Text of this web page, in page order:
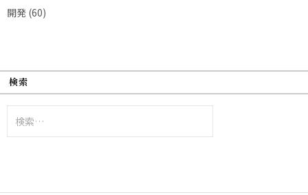
開発 (60)
検索
索: